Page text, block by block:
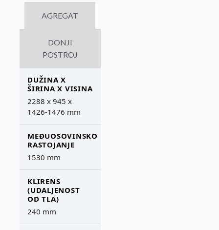
AGREGAT
DONJI
POSTROJ
DUŽINA X
ŠIRINA X VISINA
2288 x 945 x
1426-1476 mm
MEĐUOSOVINSKO
RASTOJANJE
1530 mm
KLIRENS
(UDALJENOST
OD TLA)
240 mm